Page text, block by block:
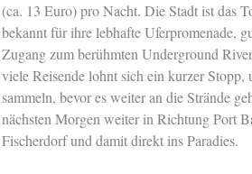
(ca. 13 Euro) pro Nacht. Die Stadt ist das
bekannt für ihre lebhafte Uferpromenade,
Zugang zum berühmten Underground
viele Reisende lohnt sich ein kurzer Stopp,
sammeln, bevor es weiter an die Strände
nächsten Morgen weiter in Richtung Port
Fischerdorf und damit direkt ins Paradies.